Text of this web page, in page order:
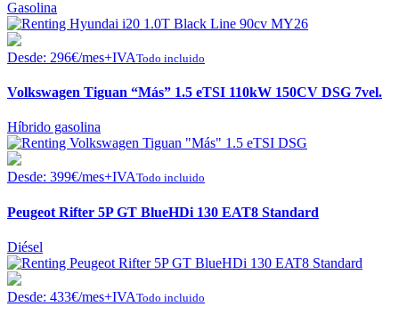
Gasolina
Desde: 296€/mes+IVATodo incluido
Volkswagen Tiguan “Más” 1.5 eTSI 110kW 150CV DSG 7vel.
Híbrido gasolina
Desde: 399€/mes+IVATodo incluido
Peugeot Rifter 5P GT BlueHDi 130 EAT8 Standard
Diésel
Desde: 433€/mes+IVATodo incluido